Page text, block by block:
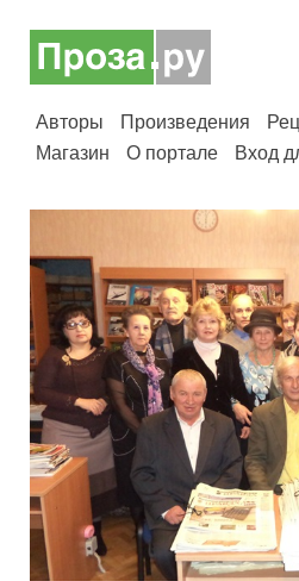
Авторы Произведения
Магазин
О портале Вход